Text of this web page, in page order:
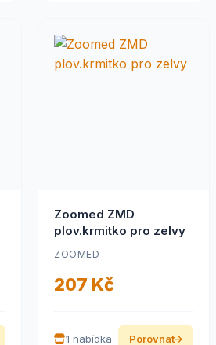
Zoomed ZMD
plov.krmitko pro zelvy
ZOOMED
207 Kč
1 nabídka Porovnat